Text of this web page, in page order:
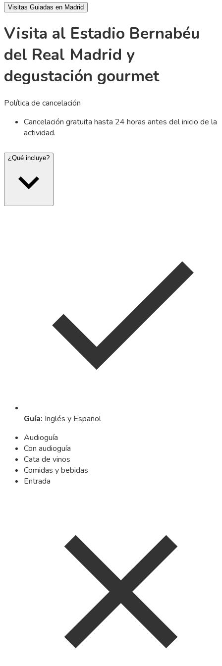
Visitas Guiadas en Madrid
Visita al Estadio Bernabéu
del Real Madrid y
degustación gourmet
Política de cancelación
Cancelación gratuita hasta 24 horas antes del inicio de la
actividad.
¿Qué incluye?
Guía: Inglés y Español
Audioguía
Con audioguía
Cata de vinos
Comidas y bebidas
Entrada